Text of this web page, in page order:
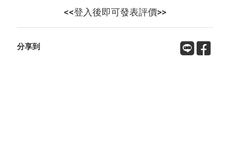
<<登入後即可發表評價>>
分享到